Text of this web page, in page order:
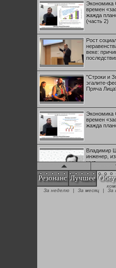
времен
жажда
(часть 2)
Рост
веке:
"Строки и
эгалите-
Пряча
времен
жажда
Владимир
инженер,
мир
"Аркадий
эгалите-
Резонанс Лучшее
За неделю
| За месяц | За